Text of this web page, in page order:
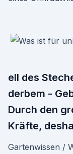
ell des
derbem -
Durch den
Kräfte,
Gartenwissen /